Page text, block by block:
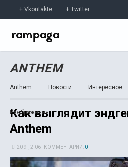
Vkontakte Twitter
ANTHEM
Anthem Новости Интересное
Изображения
Как выглядит
Anthem
20 9-, 2-06 КОММЕНТАРИИ: 0